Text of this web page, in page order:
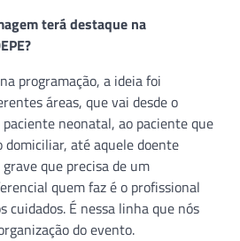
terá destaque na
programação, a ideia foi
áreas, que vai desde o
neonatal, ao paciente que
domiciliar, até aquele doente
que precisa de um
quem faz é o profissional
cuidados. É nessa linha que nós
do evento.